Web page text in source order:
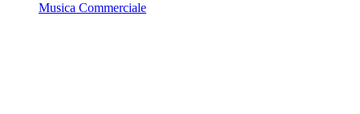
Musica Commerciale